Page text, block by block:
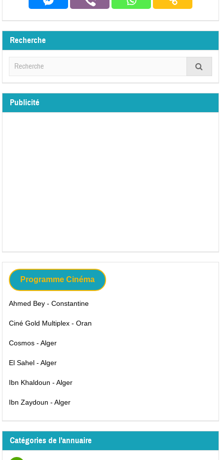
Recherche
Publicité
Programme Cinéma
Ahmed Bey - Constantine
Ciné Gold Multiplex - Oran
Cosmos - Alger
El Sahel - Alger
Ibn Khaldoun - Alger
Ibn Zaydoun - Alger
Catégories de l'annuaire